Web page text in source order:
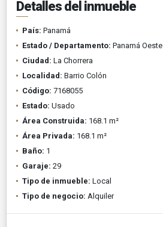
Detalles del inmueble
País: Panamá
Estado / Departamento: Panamá Oeste
Ciudad: La Chorrera
Localidad: Barrio Colón
Código: 7168055
Estado: Usado
Área Construida: 168.1 m²
Área Privada: 168.1 m²
Baño: 1
Garaje: 29
Tipo de inmueble: Local
Tipo de negocio: Alquiler